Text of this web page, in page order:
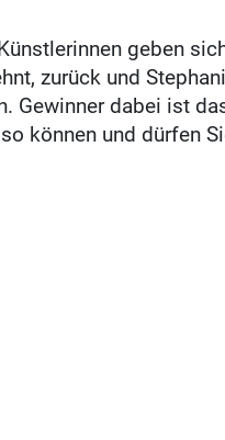
geben
zurück und
Gewinner dabei ist
können und dürfen